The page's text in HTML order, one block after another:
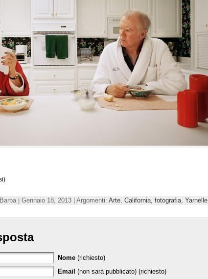
| Gennaio 18, 2013 | Argomenti: Arte California fotografia Yarnelle
Nome (richiesto)
Email (non sarà pubblicato) (richiesto)